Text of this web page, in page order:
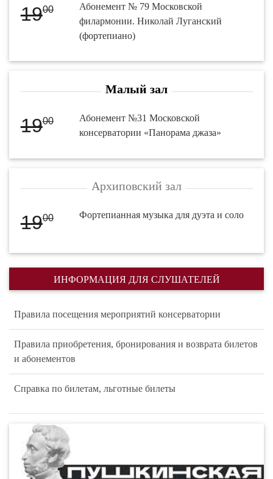
1900
Абонемент № 79 Московской
филармонии. Николай Луганский
(фортепиано)
Малый зал
1900
Абонемент №31 Московской
консерватории «Панорама джаза»
Архиповский зал
1900 Фортепианная музыка для дуэта и соло
ИНФОРМАЦИЯ ДЛЯ СЛУШАТЕЛЕЙ
Правила посещения мероприятий консерватории
Правила приобретения, бронирования и возврата билетов
и абонементов
Справка по билетам, льготные билеты